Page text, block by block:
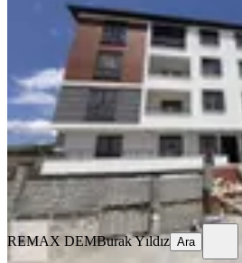
Remax Dem'den
2+1 Kiralık Daire
Merkez, Başbağlar
2+1·90 m²· 1. Kat
20.000 ₺
REMAX DEMBurak Yıldız
Ara
REMAX DEMBurak Yıldız Ara